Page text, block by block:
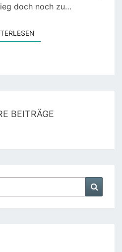
doch noch zu…
WEITERLESEN
BEITRÄGE